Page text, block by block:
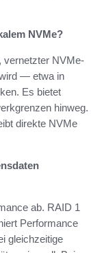
NVMe?
vernetzter NVMe-
— etwa in
Es bietet
hinweg.
direkte NVMe
ab. RAID 1
Performance
gleichzeitige